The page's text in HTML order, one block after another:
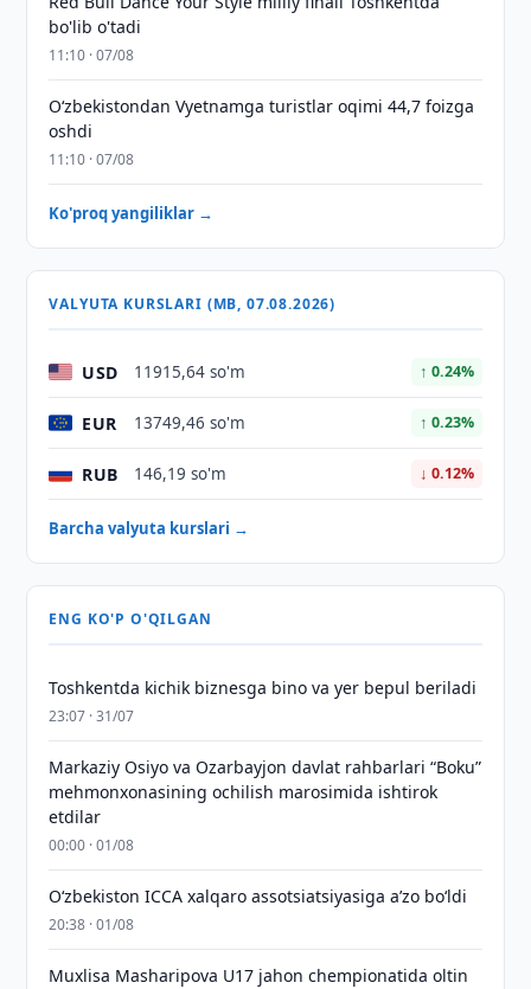
bo'lib o'tadi
11:10 · 07/08
O‘zbekistondan Vyetnamga turistlar oqimi 44,7 foizga
oshdi
11:10 · 07/08
Ko'proq yangiliklar →
VALYUTA KURSLARI (MB, 07.08.2026)
USD 11915,64 so'm ↑ 0.24%
EUR 13749,46 so'm ↑ 0.23%
RUB 146,19 so'm ↓ 0.12%
Barcha valyuta kurslari →
ENG KO'P O'QILGAN
Toshkentda kichik biznesga bino va yer bepul beriladi
23:07 · 31/07
Markaziy Osiyo va Ozarbayjon davlat rahbarlari “Boku”
mehmonxonasining ochilish marosimida ishtirok
etdilar
00:00 · 01/08
O‘zbekiston ICCA xalqaro assotsiatsiyasiga aʼzo bo‘ldi
20:38 · 01/08
Muxlisa Masharipova U17 jahon chempionatida oltin